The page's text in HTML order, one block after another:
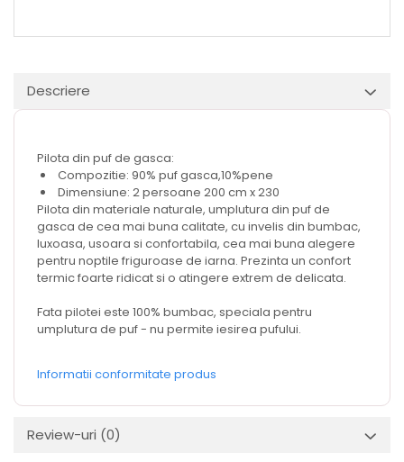
Descriere
Pilota din puf de gasca:
Compozitie: 90% puf gasca,10%pene
Dimensiune: 2 persoane 200 cm x 230
Pilota din materiale naturale, umplutura din puf de
gasca de cea mai buna calitate, cu invelis din bumbac,
luxoasa, usoara si confortabila, cea mai buna alegere
pentru noptile friguroase de iarna. Prezinta un confort
termic foarte ridicat si o atingere extrem de delicata.
Fata pilotei este 100% bumbac, speciala pentru
umplutura de puf - nu permite iesirea pufului.
Informatii conformitate produs
Review-uri (0)